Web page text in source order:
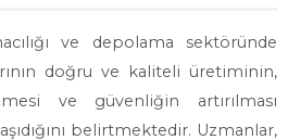
ve depolama sektöründe
doğru ve kaliteli üretiminin,
ve güvenliğin artırılması
belirtmektedir. Uzmanlar,